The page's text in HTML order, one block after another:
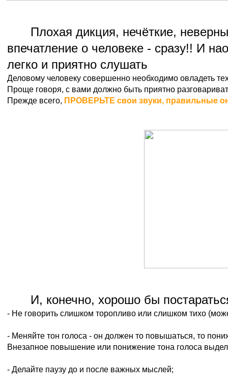
Плохая дикция, нечёткие,
впечатление о человеке - сразу!! И
легко и приятно слушать
Деловому человеку совершенно необходимо овладеть
Проще говоря, с вами должно быть приятно
Прежде всего, ПРОВЕРЬТЕ свои звуки, правильные
И, конечно, хорошо бы
- Не говорить слишком торопливо или слишком тихо
- Меняйте тон голоса - он должен то повышаться, то
Внезапное повышение или понижение тона голоса
- Делайте паузу до и после важных мыслей;